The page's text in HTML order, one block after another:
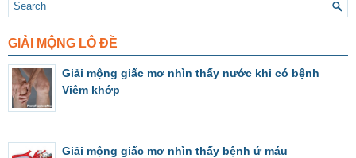
GIẢI MỘNG LÔ ĐỀ
Giải mộng giấc mơ nhìn thấy nước khi có bệnh
Viêm khớp
Giải mộng giấc mơ nhìn thấy bệnh ứ máu